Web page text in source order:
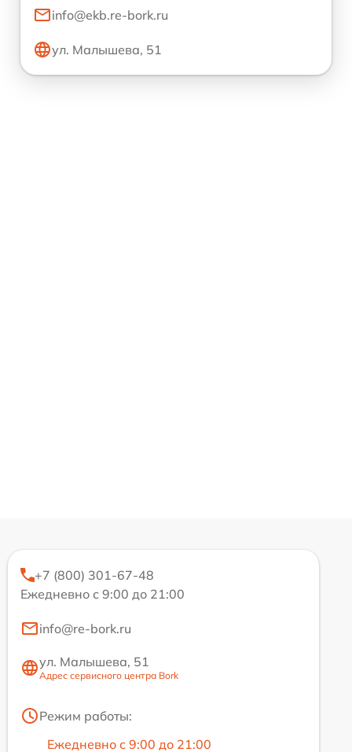
info@ekb.re-bork.ru
ул. Малышева, 51
+7 (800) 301-67-48
Ежедневно с 9:00 до 21:00
info@re-bork.ru
ул. Малышева, 51
Адрес сервисного центра Bork
Режим работы:
Ежедневно с 9:00 до 21:00